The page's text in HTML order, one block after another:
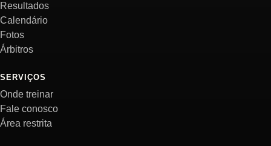
Resultados
Calendário
Fotos
Árbitros
SERVIÇOS
Onde treinar
Fale conosco
Área restrita